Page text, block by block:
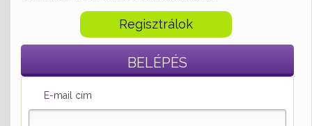
Regisztrálok
BELÉPÉS
E-mail cím